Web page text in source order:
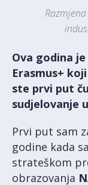
Ova godina
Erasmus+
ste prvi put
sudjelovanje
Prvi put sam
godine kada
strateškom
obrazovanja